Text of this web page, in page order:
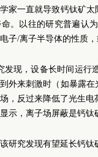
家一直就导致钙钛矿
。以往的研究普遍认
子/离子半导体的性质
发现，设备长时间运行
外来刺激时（如暴露
，反过来降低了光生
示，离子场屏蔽是钙钛
研究发现有望延长钙钛